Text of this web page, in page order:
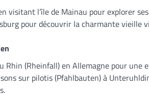
visitant l’île de Mainau pour explorer
pour découvrir la charmante
Rhin (Rheinfall) en Allemagne pour une
sur pilotis (Pfahlbauten) à